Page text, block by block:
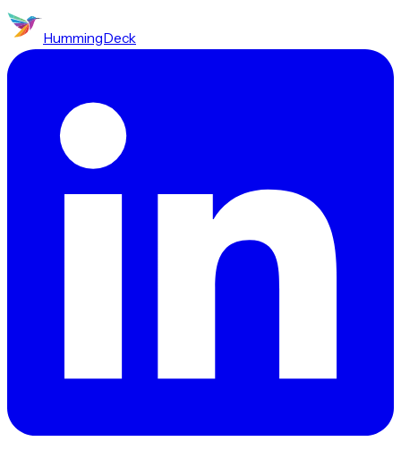
HummingDeck